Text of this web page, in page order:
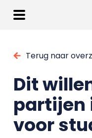
Terug naar
Dit
partijen
voor